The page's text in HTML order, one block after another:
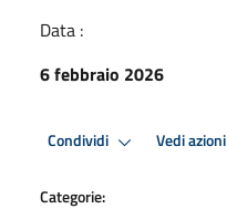
Data :
6 febbraio 2026
Condividi Vedi azioni
Categorie: